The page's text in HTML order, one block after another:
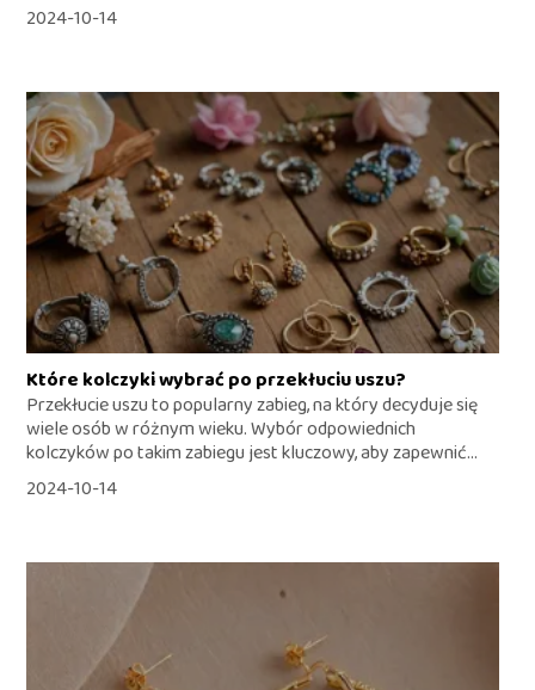
2024-10-14
Które kolczyki wybrać po przekłuciu uszu?
Przekłucie uszu to popularny zabieg, na który decyduje się
wiele osób w różnym wieku. Wybór odpowiednich
kolczyków po takim zabiegu jest kluczowy, aby zapewnić...
2024-10-14